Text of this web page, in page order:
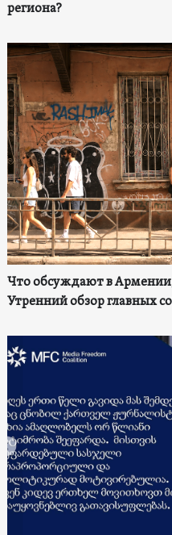
региона?
Что обсуждают в
Утренний обзор главных